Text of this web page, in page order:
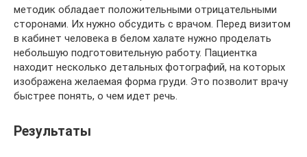
методик обладает положительными отрицательными
сторонами. Их нужно обсудить с врачом. Перед визитом
в кабинет человека в белом халате нужно проделать
небольшую подготовительную работу. Пациентка
находит несколько детальных фотографий, на которых
изображена желаемая форма груди. Это позволит врачу
быстрее понять, о чем идет речь.
Результаты